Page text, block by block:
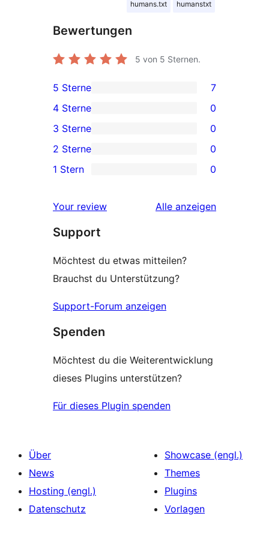
humans.txt humanstxt
Bewertungen
5 von 5 Sternen.
7 5-
Sterne-
Rezensionen
5 Sterne 7
0 4-
Sterne-
Rezensionen
4 Sterne 0
0 3-
Sterne-
Rezensionen
3 Sterne 0
0 2-
Sterne-
2 Sterne 0
0 1-
Rezensionen
1 Stern 0
Your review Alle Rezensionen
anzeigen
Support
Möchtest du etwas mitteilen?
Brauchst du Unterstützung?
Support-Forum anzeigen
Spenden
Möchtest du die Weiterentwicklung
dieses Plugins unterstützen?
Für dieses Plugin spenden
Über
News
Hosting (engl.)
Datenschutz
Showcase (engl.)
Themes
Plugins
Vorlagen